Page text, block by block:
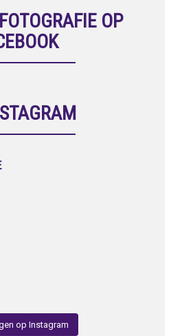
OP
op Instagram